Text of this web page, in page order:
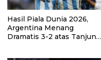
Hasil Piala Dunia 2026,
Argentina Menang
Dramatis 3-2 atas Tanjung